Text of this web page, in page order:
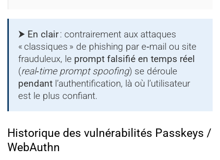
⮞ En clair: contrairement aux attaques
« classiques » de phishing par e‑mail ou site
frauduleux, le prompt falsifié en temps réel
(real‑time prompt spoofing) se déroule
pendant l’authentification, là où l’utilisateur
est le plus confiant.
Historique des vulnérabilités Passkeys /
WebAuthn